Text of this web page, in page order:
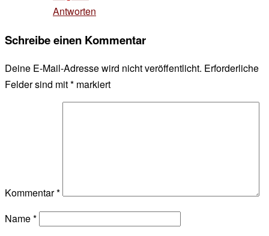
Antworten
Schreibe einen Kommentar
Deine E-Mail-Adresse wird nicht veröffentlicht. Erforderliche
Felder sind mit* markiert
Kommentar*
Name*